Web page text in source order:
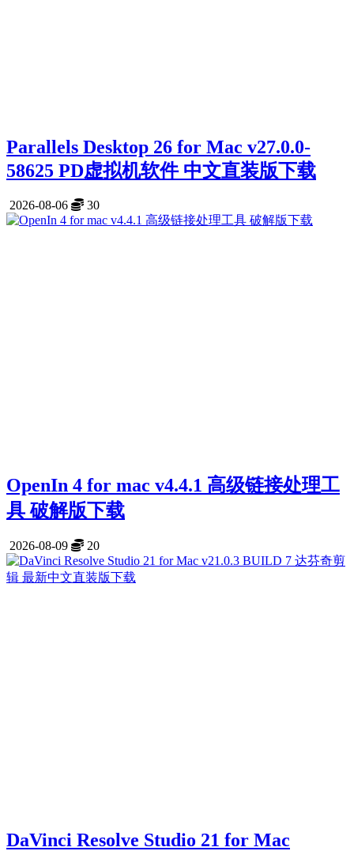
Parallels Desktop 26 for Mac v27.0.0-
58625 PD虚拟机软件 中文直装版下载
2026-08-06 30
OpenIn 4 for mac v4.4.1 高级链接处理工
具 破解版下载
2026-08-09 20
DaVinci Resolve Studio 21 for Mac